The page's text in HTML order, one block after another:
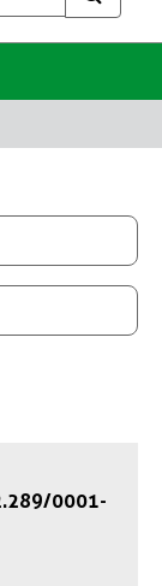
0001-